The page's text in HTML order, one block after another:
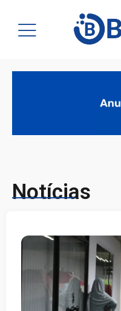
Notícias